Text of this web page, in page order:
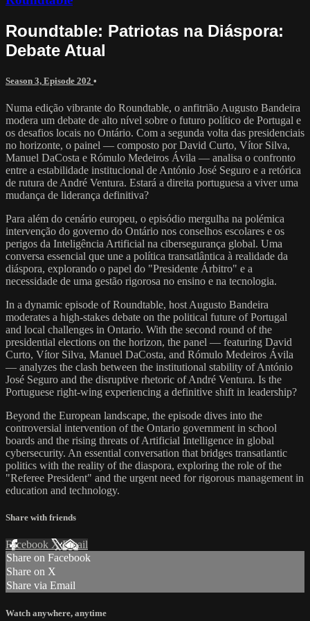
Roundtable: Patriotas na Diáspora:
Debate Atual
Season 3, Episode 202 •
Numa edição vibrante do Roundtable, o anfitrião Augusto Bandeira
modera um debate de alto nível sobre o futuro político de Portugal e
os desafios locais no Ontário. Com a segunda volta das presidenciais
no horizonte, o painel — composto por David Curto, Vítor Silva,
Manuel DaCosta e Rómulo Medeiros Ávila — analisa o confronto
entre a estabilidade institucional de António José Seguro e a retórica
de rutura de André Ventura. Estará a direita portuguesa a viver uma
mudança de liderança definitiva?
Para além do cenário europeu, o episódio mergulha na polémica
intervenção do governo do Ontário nos conselhos escolares e os
perigos da Inteligência Artificial na cibersegurança global. Uma
conversa essencial que une a política transatlântica à realidade da
diáspora, explorando o papel do "Presidente Árbitro" e a
necessidade de uma gestão rigorosa no ensino e na tecnologia.
In a dynamic episode of Roundtable, host Augusto Bandeira
moderates a high-stakes debate on the political future of Portugal
and local challenges in Ontario. With the second round of the
presidential elections on the horizon, the panel — featuring David
Curto, Vítor Silva, Manuel DaCosta, and Rómulo Medeiros Ávila
— analyzes the clash between the institutional stability of António
José Seguro and the disruptive rhetoric of André Ventura. Is the
Portuguese right-wing experiencing a definitive shift in leadership?
Beyond the European landscape, the episode dives into the
controversial intervention of the Ontario government in school
boards and the rising threats of Artificial Intelligence in global
cybersecurity. An essential conversation that bridges transatlantic
politics with the reality of the diaspora, exploring the role of the
"Referee President" and the urgent need for rigorous management in
education and technology.
Share with friends
Facebook XEmail
Share on Facebook
Share on X
Share via Email
Watch anywhere, anytime